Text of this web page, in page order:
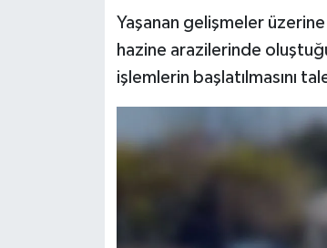
Yaşanan gelişmeler
hazine arazilerinde
işlemlerin başlatılmasını